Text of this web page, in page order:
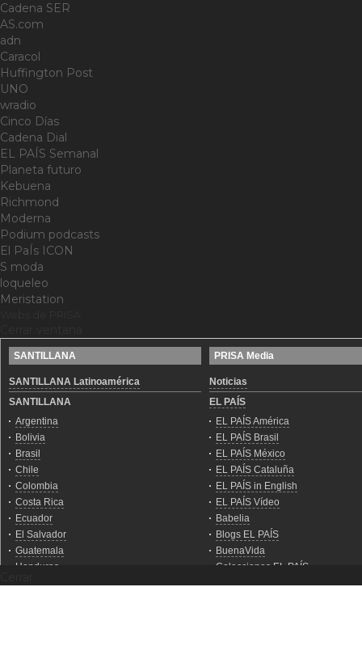
Cadena SER
AS.com
adn
Caracol
Huffington Post
UNO
wradio
Cinco Días
Cadena Dial
EL PAÍS Semanal
Planeta futuro
Kebuena
Richmond
Moderna
Podium podcasts
El PaÍs ICON
S moda
loqueleo
Meristation